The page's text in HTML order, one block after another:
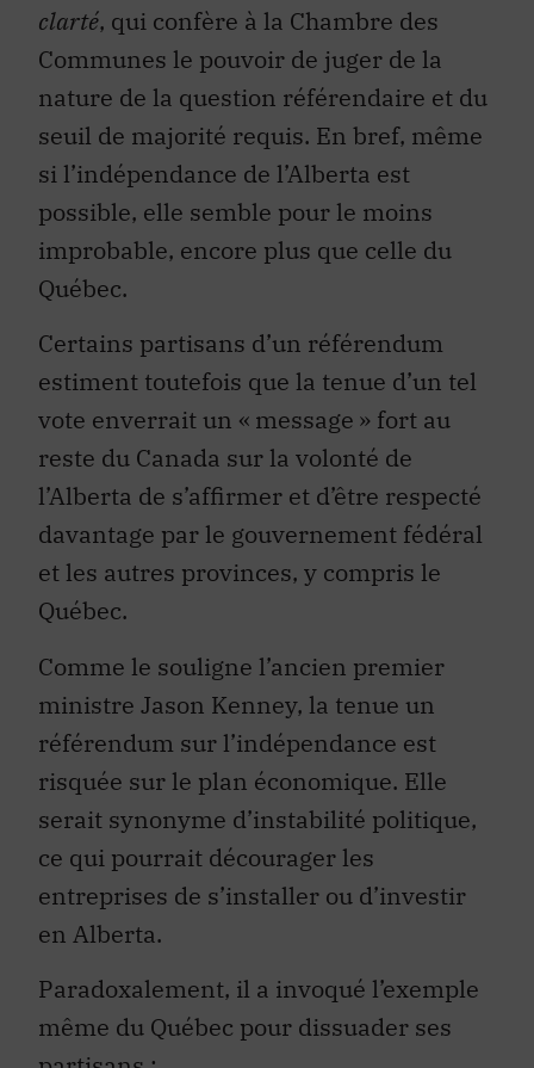
clarté, qui confère à la Chambre des
Communes le pouvoir de juger de la
nature de la question référendaire et du
seuil de majorité requis. En bref, même
si l’indépendance de l’Alberta est
possible, elle semble pour le moins
improbable, encore plus que celle du
Québec.
Certains partisans d’un référendum
estiment toutefois que la tenue d’un tel
vote enverrait un « message » fort au
reste du Canada sur la volonté de
l’Alberta de s’affirmer et d’être respecté
davantage par le gouvernement fédéral
et les autres provinces, y compris le
Québec.
Comme le souligne l’ancien premier
ministre Jason Kenney, la tenue un
référendum sur l’indépendance est
risquée sur le plan économique. Elle
serait synonyme d’instabilité politique,
ce qui pourrait décourager les
entreprises de s’installer ou d’investir
en Alberta.
Paradoxalement, il a invoqué l’exemple
même du Québec pour dissuader ses